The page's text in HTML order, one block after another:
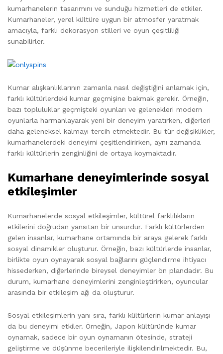
kumarhanelerin tasarımını ve sunduğu hizmetleri de etkiler.
Kumarhaneler, yerel kültüre uygun bir atmosfer yaratmak
amacıyla, farklı dekorasyon stilleri ve oyun çeşitliliği
sunabilirler.
Kumar alışkanlıklarının zamanla nasıl değiştiğini anlamak için,
farklı kültürlerdeki kumar geçmişine bakmak gerekir. Örneğin,
bazı topluluklar geçmişteki oyunları ve gelenekleri modern
oyunlarla harmanlayarak yeni bir deneyim yaratırken, diğerleri
daha geleneksel kalmayı tercih etmektedir. Bu tür değişiklikler,
kumarhanelerdeki deneyimi çeşitlendirirken, aynı zamanda
farklı kültürlerin zenginliğini de ortaya koymaktadır.
Kumarhane deneyimlerinde sosyal
etkileşimler
Kumarhanelerde sosyal etkileşimler, kültürel farklılıkların
etkilerini doğrudan yansıtan bir unsurdur. Farklı kültürlerden
gelen insanlar, kumarhane ortamında bir araya gelerek farklı
sosyal dinamikler oluşturur. Örneğin, bazı kültürlerde insanlar,
birlikte oyun oynayarak sosyal bağlarını güçlendirme ihtiyacı
hissederken, diğerlerinde bireysel deneyimler ön plandadır. Bu
durum, kumarhane deneyimlerini zenginleştirirken, oyuncular
arasında bir etkileşim ağı da oluşturur.
Sosyal etkileşimlerin yanı sıra, farklı kültürlerin kumar anlayışı
da bu deneyimi etkiler. Örneğin, Japon kültüründe kumar
oynamak, sadece bir oyun oynamanın ötesinde, strateji
geliştirme ve düşünme becerileriyle ilişkilendirilmektedir. Bu,